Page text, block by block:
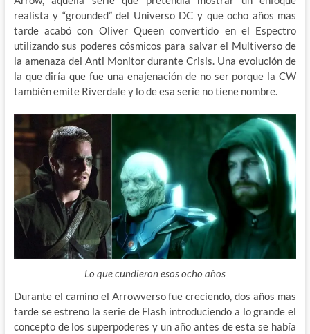
realista y “grounded” del Universo DC y que ocho años mas
tarde acabó con Oliver Queen convertido en el Espectro
utilizando sus poderes cósmicos para salvar el Multiverso de
la amenaza del Anti Monitor durante Crisis. Una evolución de
la que diría que fue una enajenación de no ser porque la CW
también emite Riverdale y lo de esa serie no tiene nombre.
Lo que cundieron esos ocho años
Durante el camino el Arrowverso fue creciendo, dos años mas
tarde se estreno la serie de Flash introduciendo a lo grande el
concepto de los superpoderes y un año antes de esta se había